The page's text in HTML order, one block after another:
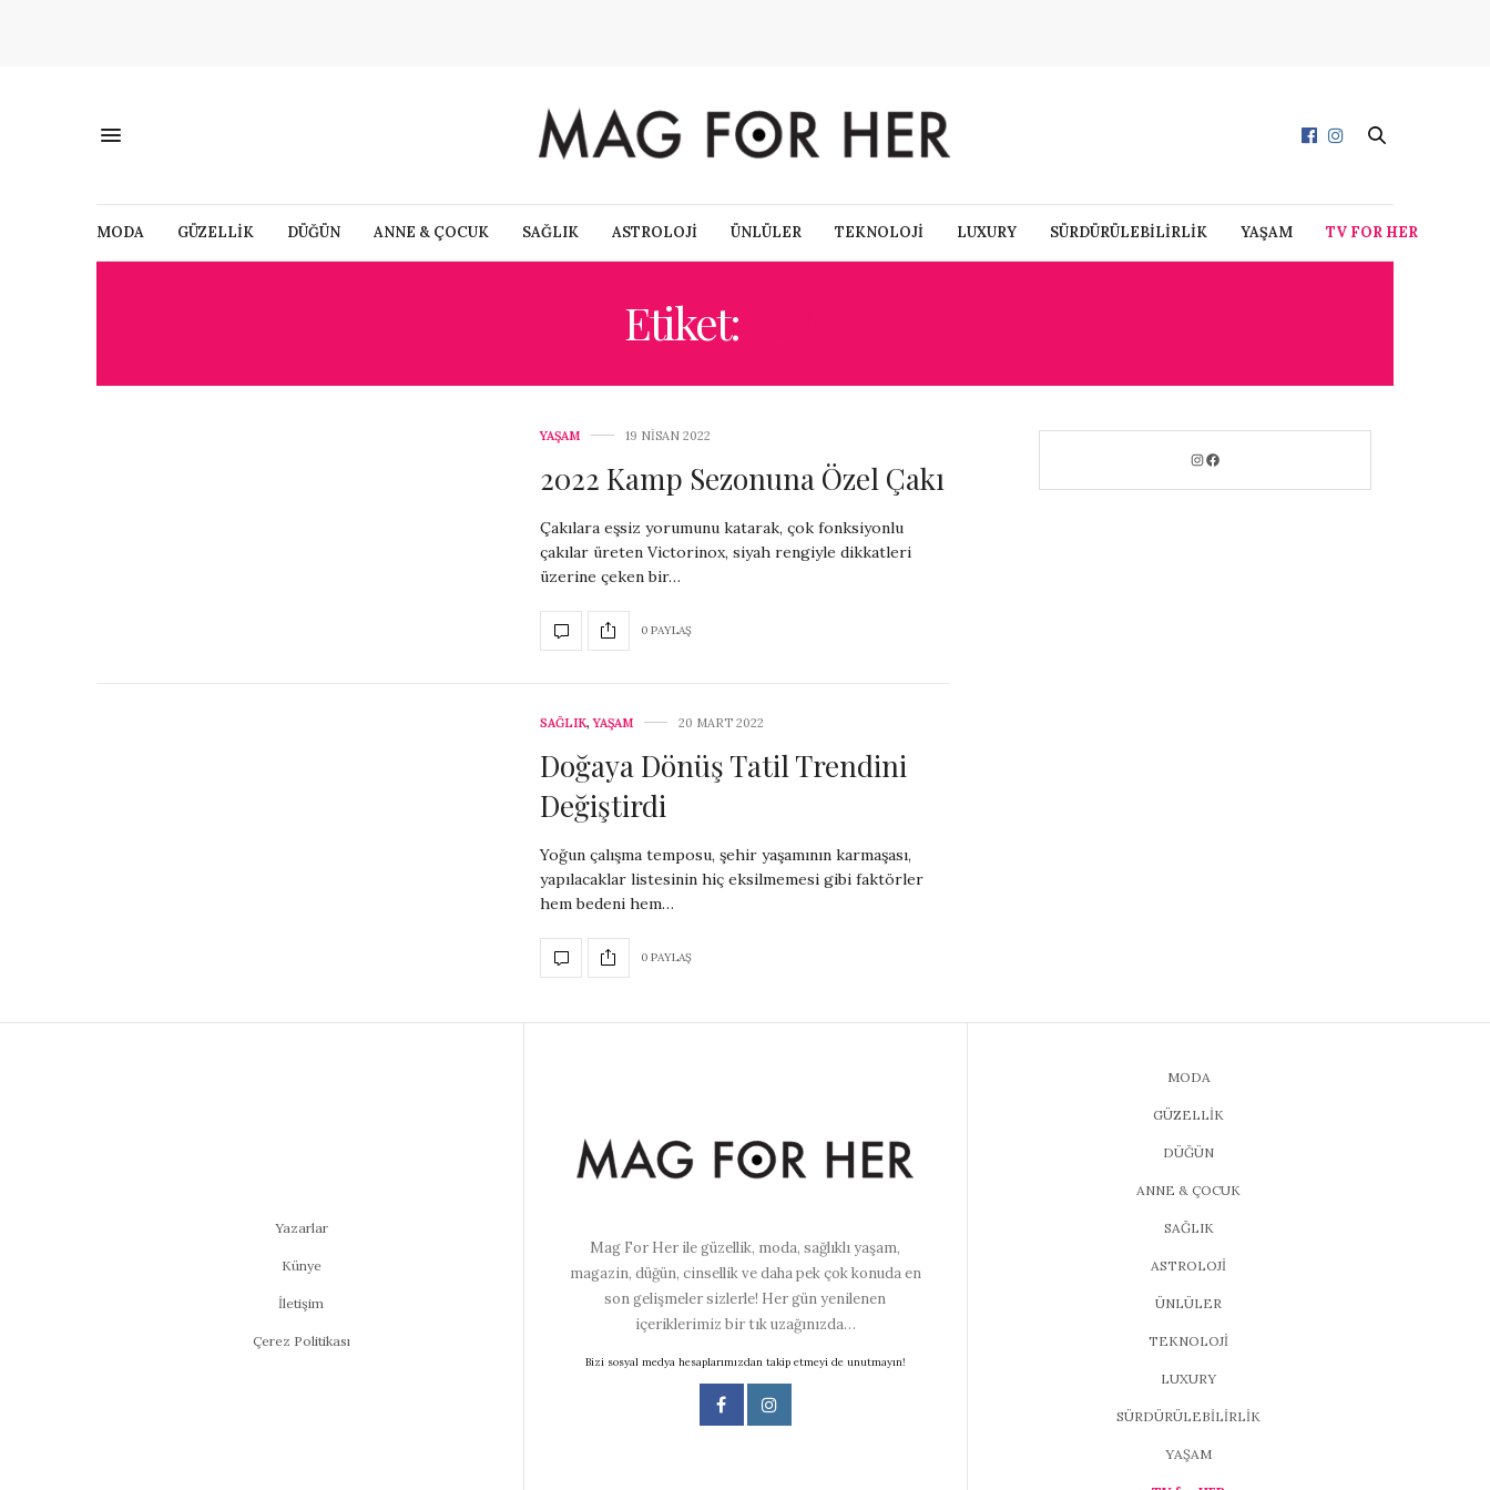
MODA GÜZELLİK DÜĞÜN ANNE & ÇOCUK SAĞLIK ASTROLOJİ ÜNLÜLER TEKNOLOJİ LUXURY SÜRDÜRÜLEBİLİRLİK YAŞAM TV FOR HER
Etiket:
YAŞAM 19 NISAN 2022
2022 Kamp Sezonuna Özel Çakı
Çakılara eşsiz yorumunu katarak, çok fonksiyonlu
çakılar üreten Victorinox, siyah rengiyle dikkatleri
üzerine çeken bir…
0 PAYLAŞ
SAĞLIK, YAŞAM 20 MART 2022
Doğaya Dönüş Tatil Trendini
Değiştirdi
Yoğun çalışma temposu, şehir yaşamının karmaşası,
yapılacaklar listesinin hiç eksilmemesi gibi faktörler
hem bedeni hem…
0 PAYLAŞ
Yazarlar
Künye
İletişim
Çerez Politikası
Mag For Her ile güzellik, moda, sağlıklı yaşam,
magazin, düğün, cinsellik ve daha pek çok konuda en
son gelişmeler sizlerle! Her gün yenilenen
içeriklerimiz bir tık uzağınızda…
Bizi sosyal medya hesaplarımızdan takip etmeyi de unutmayın!
MODA
GÜZELLİK
DÜĞÜN
ANNE & ÇOCUK
SAĞLIK
ASTROLOJİ
ÜNLÜLER
TEKNOLOJİ
LUXURY
SÜRDÜRÜLEBİLİRLİK
YAŞAM